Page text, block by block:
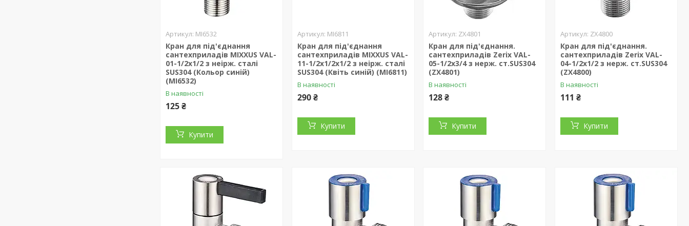
MI6532
Кран для під'єднання
сантехприладів MIXXUS VAL-
01-1/2x1/2 з неірж. сталі
SUS304 (Кольор синій)
(MI6532)
В наявності
125 ₴
Купити
MI6811
Кран для під'єднання
сантехприладів MIXXUS VAL-
11-1/2x1/2x1/2 з неірж. сталі
SUS304 (Квіть синій) (MI6811)
В наявності
290 ₴
Купити
ZX4801
Кран для під'єднання.
сантехприладів Zerix VAL-
05-1/2x3/4 з нерж. ст.SUS304
(ZX4801)
В наявності
128 ₴
Купити
ZX4800
Кран для під'єднання.
сантехприладів Zerix VAL-
04-1/2x1/2 з нерж. ст.SUS304
(ZX4800)
В наявності
111 ₴
Купити